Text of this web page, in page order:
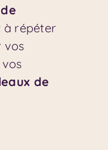
à répéter
vos
de